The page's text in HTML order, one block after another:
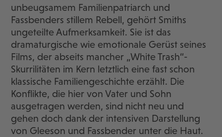
unbeugsamem Familienpatriarch und
Fassbenders stillem Rebell, gehört Smiths
ungeteilte Aufmerksamkeit. Sie ist das
dramaturgische wie emotionale Gerüst seines
Films, der abseits mancher „White Trash“-
Skurrilitäten im Kern letztlich eine fast schon
klassische Familiengeschichte erzählt. Die
Konflikte, die hier von Vater und Sohn
ausgetragen werden, sind nicht neu und
gehen doch dank der intensiven Darstellung
von Gleeson und Fassbender unter die Haut.